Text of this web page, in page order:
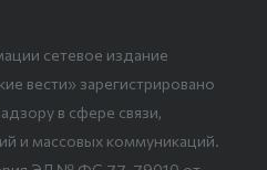
сетевое издание
вести» зарегистрировано
в сфере связи,
и массовых коммуникаций.